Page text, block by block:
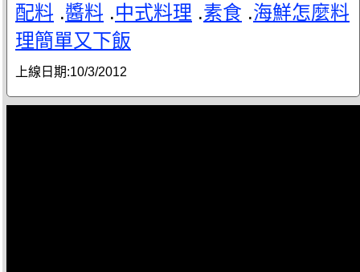
配料 .醬料 .中式料理 .素食 .海鮮怎麼料
理簡單又下飯
上線日期:10/3/2012